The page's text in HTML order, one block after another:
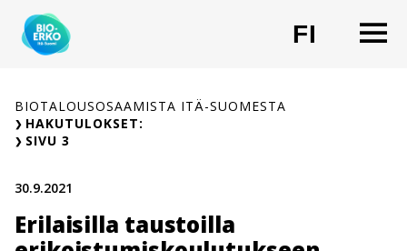
Siirry
sisältöön
FI
BIOTALOUSOSAAMISTA ITÄ-SUOMESTA
HAKUTULOKSET:
SIVU 3
30.9.2021
Erilaisilla taustoilla